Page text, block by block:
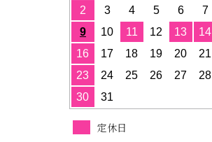
2
3 4 5 6 7
9
10 11 12 13 14
16
17 18 19 20 21
23
24 25 26 27 28
30
31
定休日